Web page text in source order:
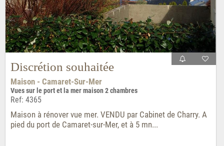
Discrétion souhaitée
Maison - Camaret-Sur-Mer
Vues sur le port et la mer maison 2 chambres
Ref: 4365
Maison à rénover vue mer. VENDU par Cabinet de Charry. A
pied du port de Camaret-sur-Mer, et à 5 mn...